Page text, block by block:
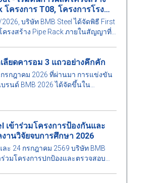
โครงการ T08, โครงการโรง
วามร้อน Long Phú 1
บริษัท BMB Steel ได้จัดพิธี First
ครงสร้าง Pipe Rack ภายในสัญญาที่
ลียดคารอม 3 แถวอย่างคึกคัก
กรกฎาคม 2026 ที่ผ่านมา การแข่งขัน
รนด์ BMB 2026 ได้จัดขึ้นใน
เข้าร่วมโครงการป้องกันและ
านวิจัยจบการศึกษา 2026
ะ 24 กรกฎาคม 2569 บริษัท BMB
ร่วมโครงการปกป้องและตรวจสอบ